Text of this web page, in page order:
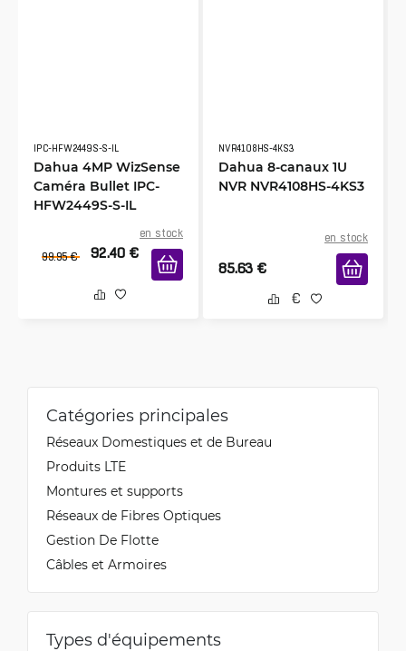
IPC-HFW2449S-S-IL
Dahua 4MP WizSense
Caméra Bullet IPC-
HFW2449S-S-IL
en stock
99.95 € 92.40 €
NVR4108HS-4KS3
Dahua 8-canaux 1U
NVR NVR4108HS-4KS3
en stock
85.63 €
Catégories principales
Réseaux Domestiques et de Bureau
Produits LTE
Montures et supports
Réseaux de Fibres Optiques
Gestion De Flotte
Câbles et Armoires
Types d'équipements